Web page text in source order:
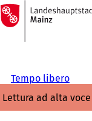
Vai al contenuto
Alla
pagina
iniziale
Tempo libero
lettura ad alta voce